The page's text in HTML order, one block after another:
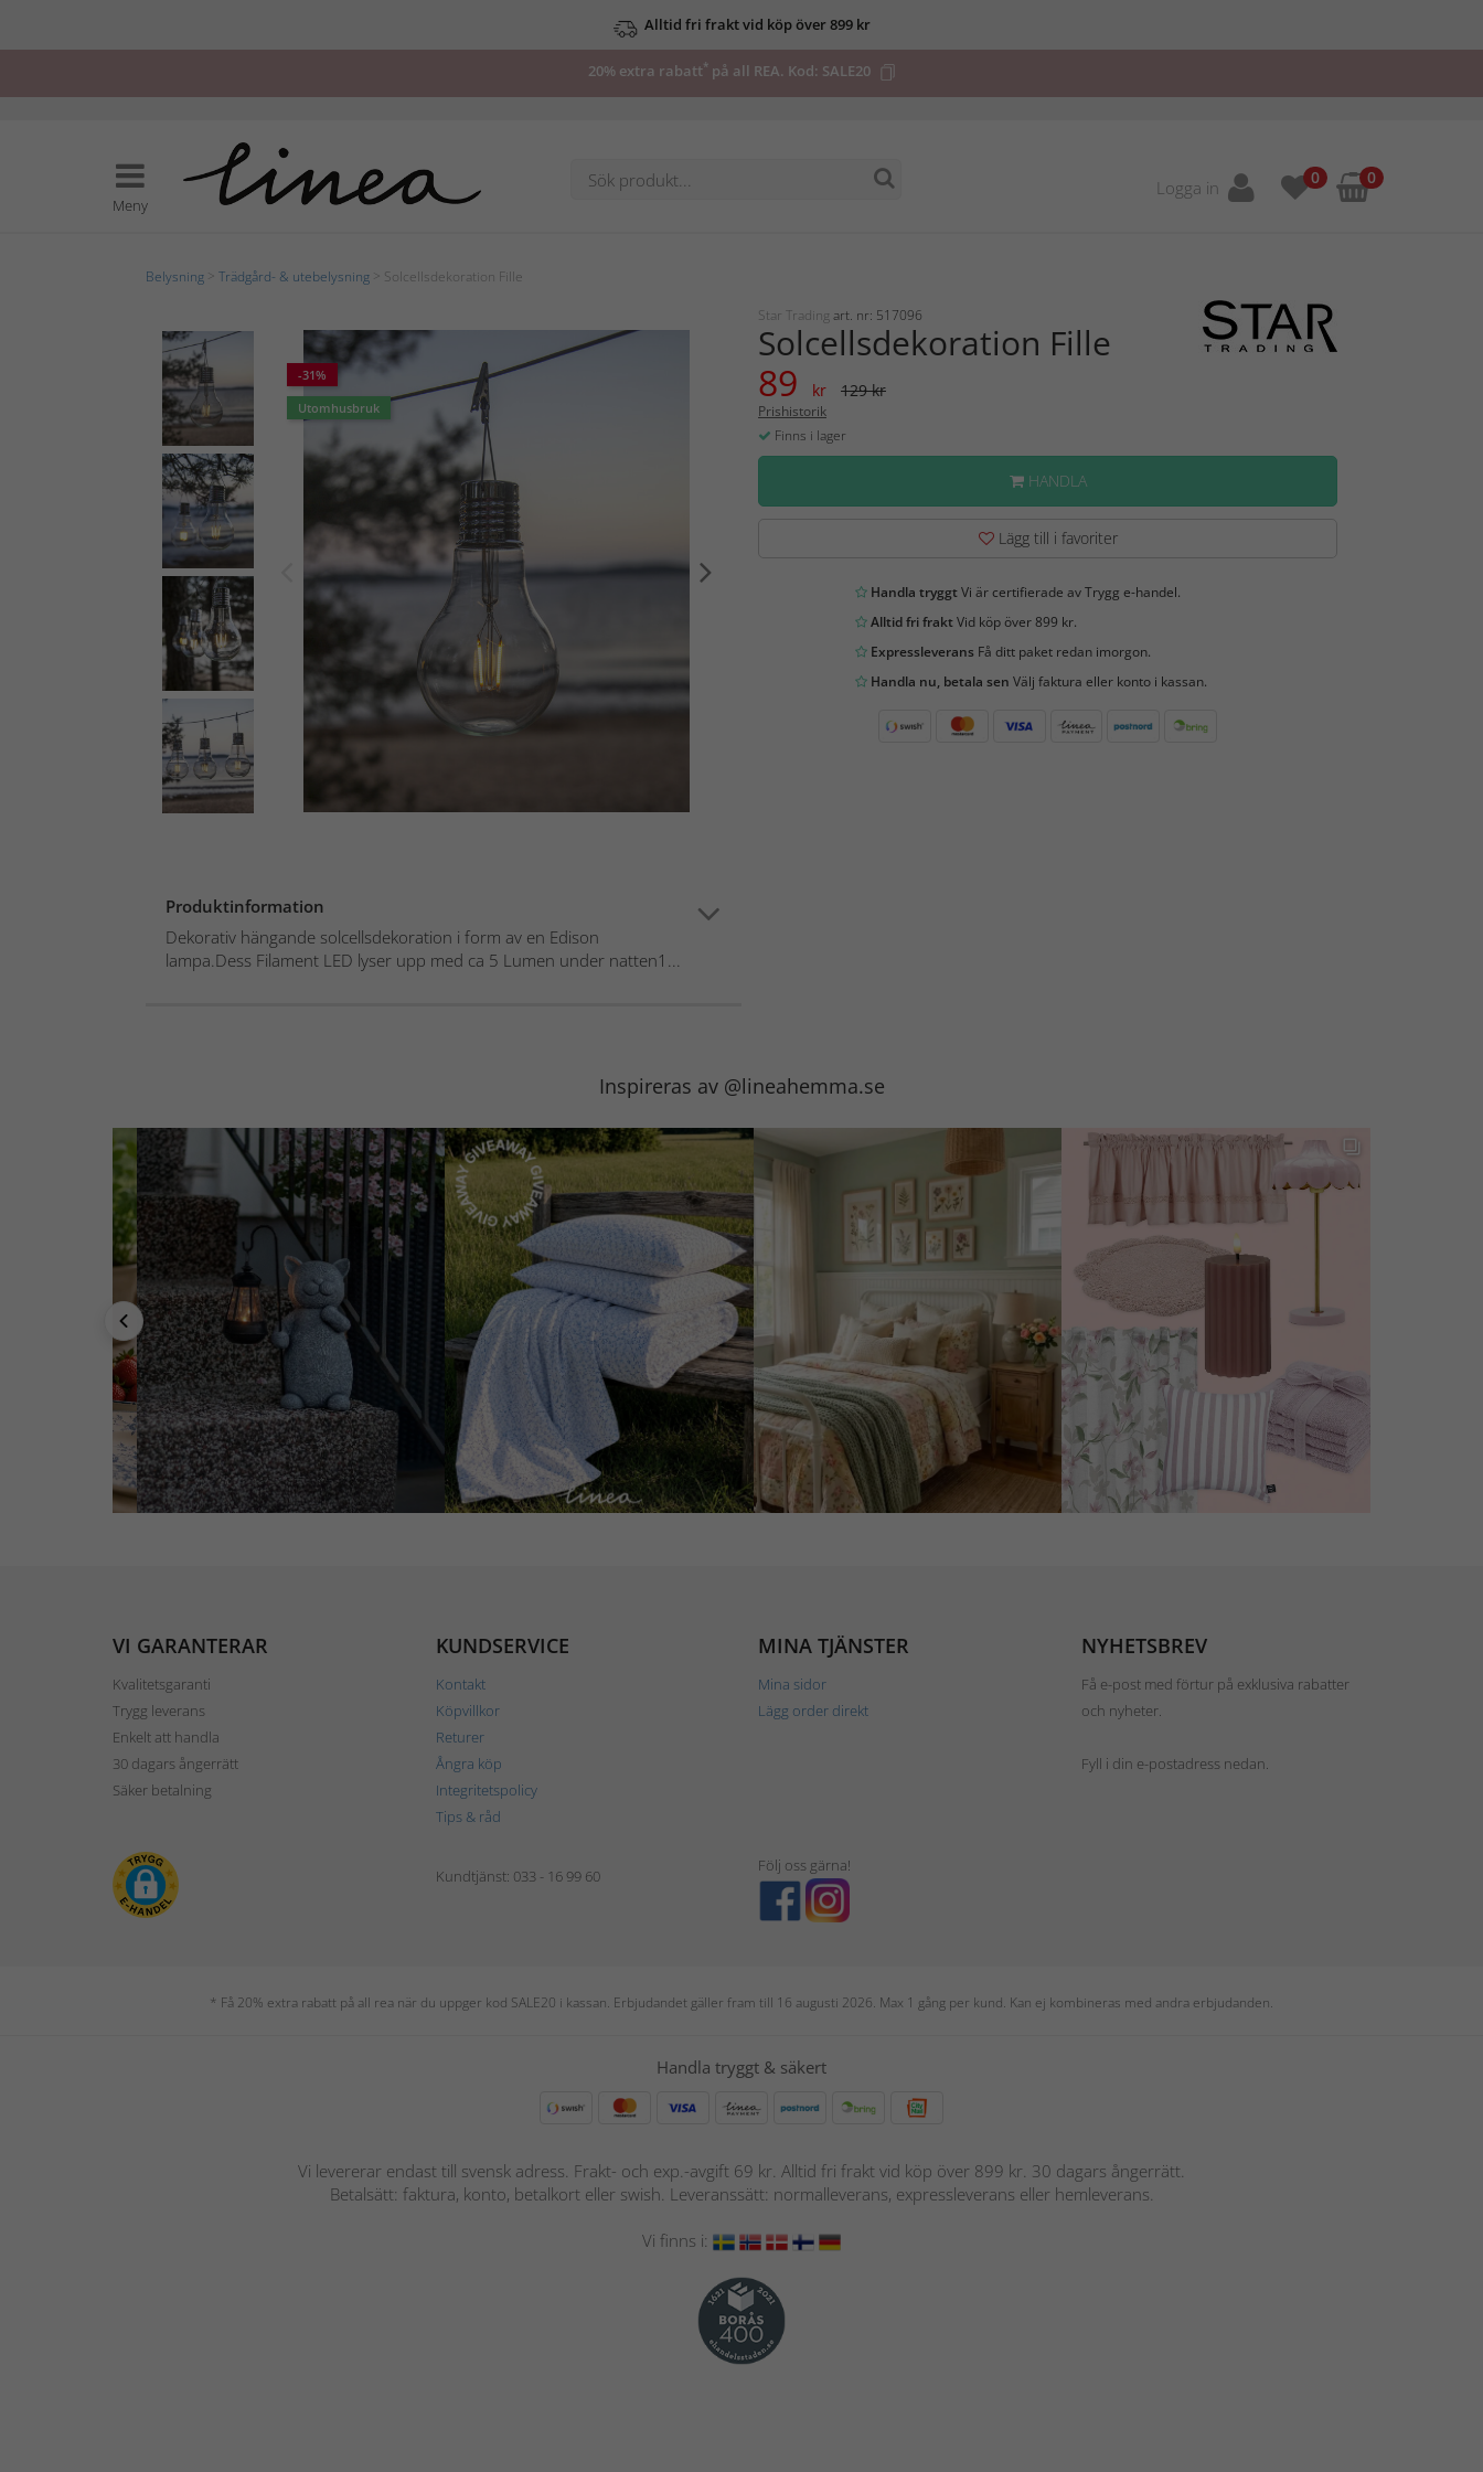
Upp till 50% på utvalda deals
20% extra rabatt*på all REA. Kod: SALE20
Meny
Logga in 0 0
Belysning Trädgård- & utebelysning > Solcellsdekoration Fille
-31%
Utomhusbruk
Produktinformation
Dekorativ hängande solcellsdekoration i form av en Edison
lampa.Dess Filament LED lyser upp med ca 5 Lumen under natten1...
Star Trading art. nr: 517096
Solcellsdekoration Fille
89 kr 129 kr
Prishistorik
Finns i lager
HANDLA
Lägg till i favoriter
Handla tryggtVi är certifierade av Trygg e-handel.
Alltid fri fraktVid köp över 899 kr.
ExpressleveransFå ditt paket redan imorgon.
Handla nu, betala sen Välj faktura eller konto i kassan.
Inspireras av @lineahemma.se
VI GARANTERAR
Kvalitetsgaranti
Trygg leverans
Enkelt att handla
30 dagars ångerrätt
Säker betalning
KUNDSERVICE
Kontakt
Köpvillkor
Returer
Ångra köp
Integritetspolicy
Tips & råd
MINA TJÄNSTER
Mina sidor
Lägg order direkt
NYHETSBREV
Få e-post med förtur på exklusiva rabatter
och nyheter.
Fyll i din e-postadress nedan.
Kundtjänst: 033 - 16 99 60
Följ oss gärna!
* Få 20% extra rabatt på all rea när du uppger kod SALE20 i kassan. Erbjudandet gäller fram till 16 augusti 2026. Max 1 gång per kund. Kan ej kombineras med andra erbjudanden.
Handla tryggt & säkert
Vi levererar endast till svensk adress. Frakt- och exp.-avgift 69 kr. Alltid fri frakt vid köp över 899 kr. 30 dagars ångerrätt.
Betalsätt: faktura, konto, betalkort eller swish. Leveranssätt: normalleverans, expressleverans eller hemleverans.
Vi finns i: